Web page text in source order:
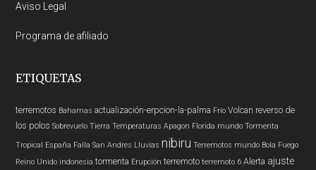
Aviso Legal
Programa de afiliado
ETIQUETAS
terremotos Bahamas actualización-erpcion-la-palma Frío Volcan reverso de
los polos Sobrevuelo Tierra Temperaturas Apagon Florida mundo Tormenta
Tropical España Falla San Andres Lluvias nibiru Terremotos mundo Bola Fuego
Reino Unido indonesia tormenta Erupción terremoto terremoto 6 Alerta ajuste